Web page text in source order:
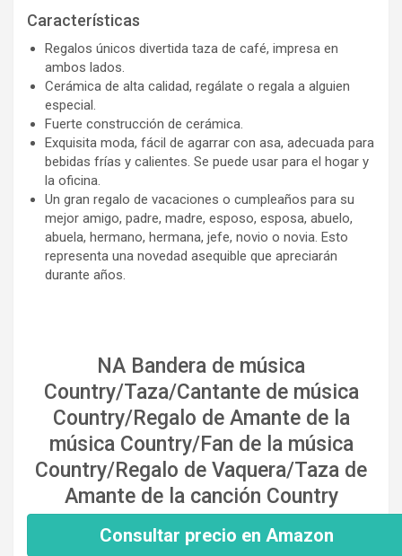
Características
Regalos únicos divertida taza de café, impresa en
ambos lados.
Cerámica de alta calidad, regálate o regala a alguien
especial.
Fuerte construcción de cerámica.
Exquisita moda, fácil de agarrar con asa, adecuada para
bebidas frías y calientes. Se puede usar para el hogar y
la oficina.
Un gran regalo de vacaciones o cumpleaños para su
mejor amigo, padre, madre, esposo, esposa, abuelo,
abuela, hermano, hermana, jefe, novio o novia. Esto
representa una novedad asequible que apreciarán
durante años.
NA Bandera de música
Country/Taza/Cantante de música
Country/Regalo de Amante de la
música Country/Fan de la música
Country/Regalo de Vaquera/Taza de
Amante de la canción Country
Consultar precio en Amazon